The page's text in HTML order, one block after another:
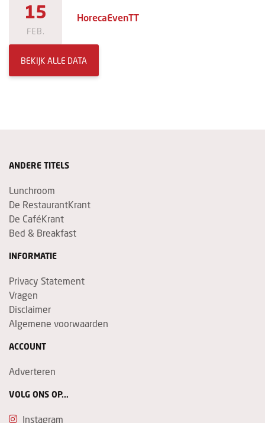
15
FEB.
HorecaEvenTT
BEKIJK ALLE DATA
ANDERE TITELS
Lunchroom
De RestaurantKrant
De CaféKrant
Bed & Breakfast
INFORMATIE
Privacy Statement
Vragen
Disclaimer
Algemene voorwaarden
ACCOUNT
Adverteren
VOLG ONS OP...
Instagram